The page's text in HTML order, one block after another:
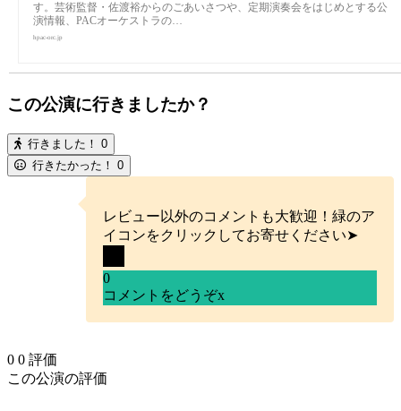
す。芸術監督・佐渡裕からのごあいさつや、定期演奏会をはじめとする公
演情報、PACオーケストラの…
hpac-orc.jp
この公演に行きましたか？
行きました！ 0
行きたかった！ 0
レビュー以外のコメントも大歓迎！緑のア
イコンをクリックしてお寄せください➤
0
コメントをどうぞx
0 0 評価
この公演の評価